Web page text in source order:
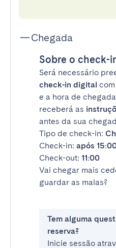
Chegada
Sobre o check-
Será necessário
check-in digital
e a hora de
receberá as
antes da sua
Tipo de check-in:
Check-in: após
Check-out: 11:00
Vai chegar mais
guardar as malas?
Tem alguma
reserva?
Inicie sessão